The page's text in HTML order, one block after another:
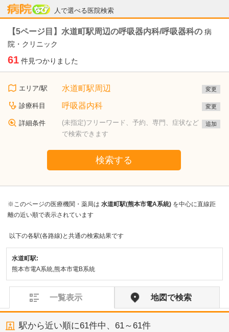
人で選べる医院検索
病院なび
【5ページ目】水道町駅周辺の呼吸器内科/呼吸器科の 病
院・クリニック
61 件見つかりました
エリア/駅 水道町駅周辺 変更
診療科目 呼吸器内科 変更
詳細条件
(未指定)フリーワード、予約、専門、症状など
で検索できます
追加
検索する
※このページの医療機関・薬局は 水道町駅(熊本市電A系統) を中心に直線距
離の近い順で表示されています
以下の各駅(各路線)と共通の検索結果です
水道町駅:
熊本市電A系統,熊本市電B系統
一覧表示 地図で検索
駅から近い順に61件中、 61～61件